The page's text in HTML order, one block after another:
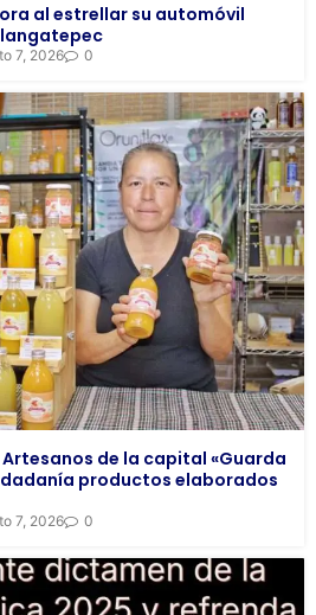
al estrellar su automóvil
7, 2026 0
de la capital «Guarda
productos elaborados
7, 2026 0